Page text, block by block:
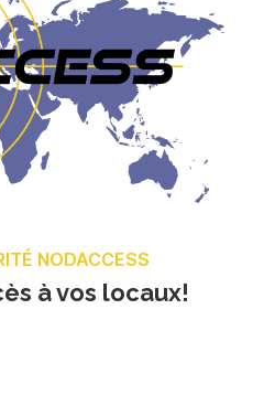
NODACCESS
à vos locaux!